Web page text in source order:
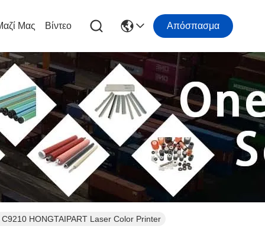
Μας Βίντεο Απόσπασμα
HONGTAIPART Laser Color Printer